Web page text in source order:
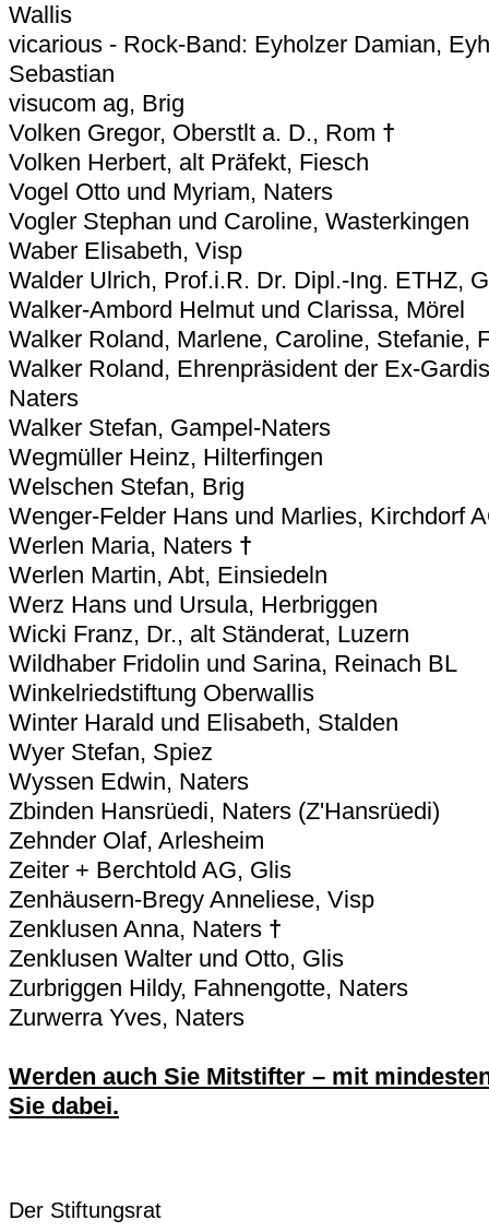
Wallis
vicarious - Rock-Band: Eyholzer Damian,
Sebastian
visucom ag, Brig
Volken Gregor, Oberstlt a. D., Rom †
Volken Herbert, alt Präfekt, Fiesch
Vogel Otto und Myriam, Naters
Vogler Stephan und Caroline, Wasterkingen
Waber Elisabeth, Visp
Walder Ulrich, Prof.i.R. Dr. Dipl.-Ing. ETHZ,
Walker-Ambord Helmut und Clarissa, Mörel
Walker Roland, Marlene, Caroline, Stefanie,
Walker Roland, Ehrenpräsident der Ex-
Naters
Walker Stefan, Gampel-Naters
Wegmüller Heinz, Hilterfingen
Welschen Stefan, Brig
Wenger-Felder Hans und Marlies, Kirchdorf
Werlen Maria, Naters †
Werlen Martin, Abt, Einsiedeln
Werz Hans und Ursula, Herbriggen
Wicki Franz, Dr., alt Ständerat, Luzern
Wildhaber Fridolin und Sarina, Reinach BL
Winkelriedstiftung Oberwallis
Winter Harald und Elisabeth, Stalden
Wyer Stefan, Spiez
Wyssen Edwin, Naters
Zbinden Hansrüedi, Naters (Z'Hansrüedi)
Zehnder Olaf, Arlesheim
Zeiter + Berchtold AG, Glis
Zenhäusern-Bregy Anneliese, Visp
Zenklusen Anna, Naters †
Zenklusen Walter und Otto, Glis
Zurbriggen Hildy, Fahnengotte, Naters
Zurwerra Yves, Naters
Werden auch Sie Mitstifter – mit
Sie dabei.
Der Stiftungsrat